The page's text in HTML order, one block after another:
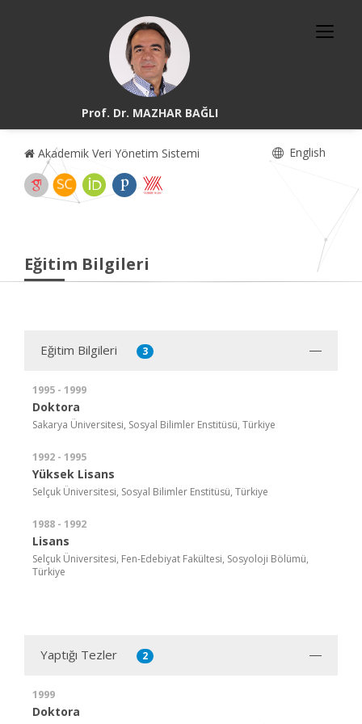
Prof. Dr. MAZHAR BAĞLI
Akademik Veri Yönetim Sistemi English
Eğitim Bilgileri
Eğitim Bilgileri 3
1995 - 1999
Doktora
Sakarya Üniversitesi, Sosyal Bilimler Enstitüsü, Türkiye
1992 - 1995
Yüksek Lisans
Selçuk Üniversitesi, Sosyal Bilimler Enstitüsü, Türkiye
1988 - 1992
Lisans
Selçuk Üniversitesi, Fen-Edebiyat Fakültesi, Sosyoloji Bölümü,
Türkiye
Yaptığı Tezler 2
1999
Doktora